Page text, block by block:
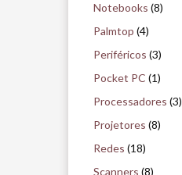
Notebooks (8)
Palmtop (4)
Periféricos (3)
Pocket PC (1)
Processadores (3)
Projetores (8)
Redes (18)
Scanners (8)